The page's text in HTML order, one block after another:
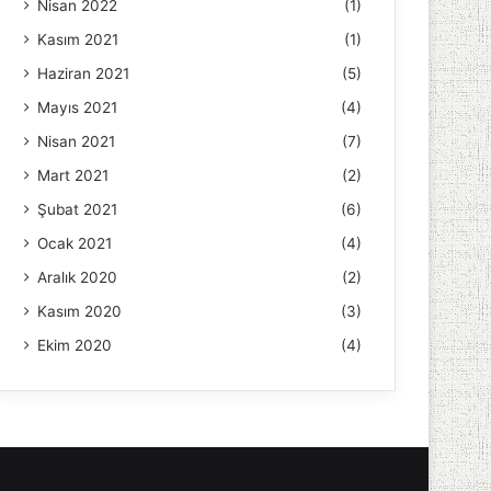
Nisan 2022
(1)
Kasım 2021
(1)
Haziran 2021
(5)
Mayıs 2021
(4)
Nisan 2021
(7)
Mart 2021
(2)
Şubat 2021
(6)
Ocak 2021
(4)
Aralık 2020
(2)
Kasım 2020
(3)
Ekim 2020
(4)